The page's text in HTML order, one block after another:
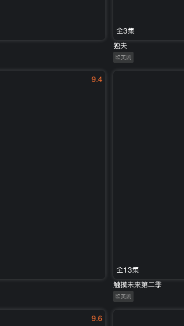
全3集
独夫
欧美剧
9.4
全13集
触摸未来第二季
欧美剧
9.6